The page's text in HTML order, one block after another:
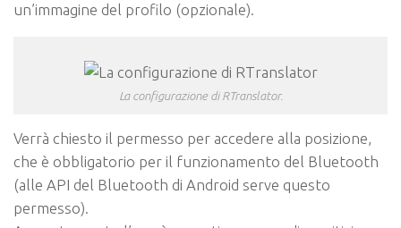
un’immagine del profilo (opzionale).
La configurazione di RTranslator.
Verrà chiesto il permesso per accedere alla posizione,
che è obbligatorio per il funzionamento del Bluetooth
(alle API del Bluetooth di Android serve questo
permesso).